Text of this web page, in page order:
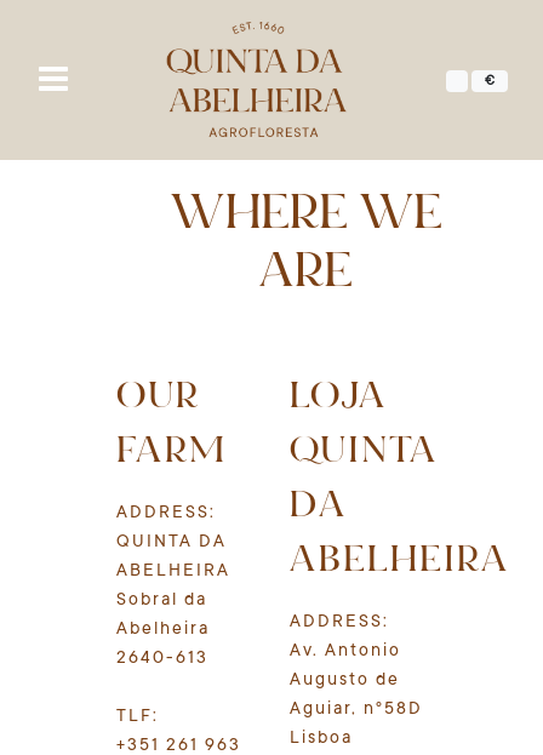
€
WHERE WE
ARE
OUR
FARM
ADDRESS:
QUINTA DA
ABELHEIRA
Sobral da
Abelheira
2640-613
TLF:
+351 261 963
LOJA
QUINTA
DA
ABELHEIRA
ADDRESS:
Av. Antonio
Augusto de
Aguiar, nº58D
Lisboa